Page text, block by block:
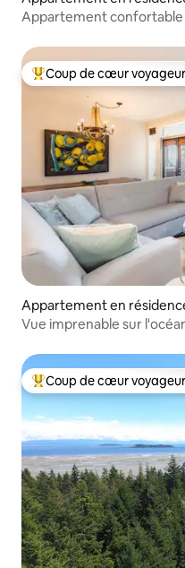
Appartement confortable
Coups de cœur voyageurs
Coup de cœur
Appartement en
Vue imprenable sur
Coups de cœur voyageurs
Coup de cœur